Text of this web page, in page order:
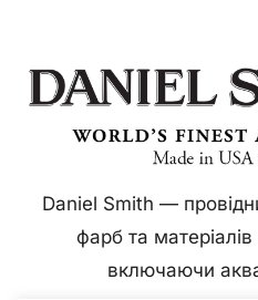
Daniel Smith —
фарб та матеріалів
включаючи